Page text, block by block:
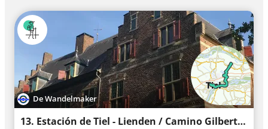
De Wandelmaker
13. Estación de Tiel - Lienden / Camino Gilbert van Schoonbekepad